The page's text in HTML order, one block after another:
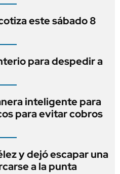
este sábado 8
para despedir a
inteligente para
para evitar cobros
y dejó escapar una
a la punta